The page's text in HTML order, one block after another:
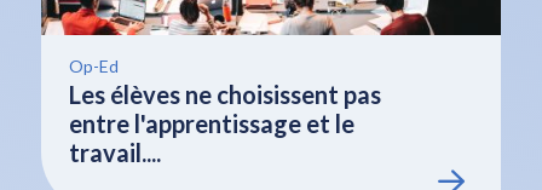
Op-Ed
Les élèves ne choisissent pas
entre l'apprentissage et le
travail....